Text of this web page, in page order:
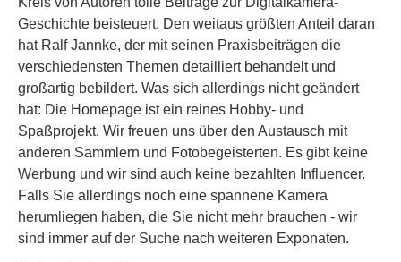
Geschichte beisteuert. Den weitaus größten Anteil daran
hat Ralf Jannke, der mit seinen Praxisbeiträgen die
verschiedensten Themen detailliert behandelt und
großartig bebildert. Was sich allerdings nicht geändert
hat: Die Homepage ist ein reines Hobby- und
Spaßprojekt. Wir freuen uns über den Austausch mit
anderen Sammlern und Fotobegeisterten. Es gibt keine
Werbung und wir sind auch keine bezahlten Influencer.
Falls Sie allerdings noch eine spannene Kamera
herumliegen haben, die Sie nicht mehr brauchen - wir
sind immer auf der Suche nach weiteren Exponaten.